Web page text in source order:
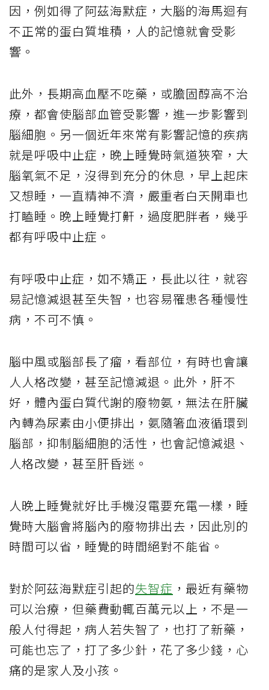
因，例如得了阿茲海默症，大腦的海馬迴有
不正常的蛋白質堆積，人的記憶就會受影
響。
此外，長期高血壓不吃藥，或膽固醇高不治
療，都會使腦部血管受影響，進一步影響到
腦細胞。另一個近年來常有影響記憶的疾病
就是呼吸中止症，晚上睡覺時氣道狹窄，大
腦氧氣不足，沒得到充分的休息，早上起床
又想睡，一直精神不濟，嚴重者白天開車也
打瞌睡。晚上睡覺打鼾，過度肥胖者，幾乎
都有呼吸中止症。
有呼吸中止症，如不矯正，長此以往，就容
易記憶減退甚至失智，也容易罹患各種慢性
病，不可不慎。
腦中風或腦部長了瘤，看部位，有時也會讓
人人格改變，甚至記憶減退。此外，肝不
好，體內蛋白質代謝的廢物氨，無法在肝臟
內轉為尿素由小便排出，氨隨箸血液循環到
腦部，抑制腦細胞的活性，也會記憶減退、
人格改變，甚至肝昏迷。
人晚上睡覺就好比手機沒電要充電一樣，睡
覺時大腦會將腦內的廢物排出去，因此別的
時間可以省，睡覺的時間絕對不能省。
對於阿茲海默症引起的失智症 ，最近有藥物
可以治療，但藥費動輒百萬元以上，不是一
般人付得起，病人若失智了，也打了新藥，
可能也忘了，打了多少針，花了多少錢，心
痛的是家人及小孩。